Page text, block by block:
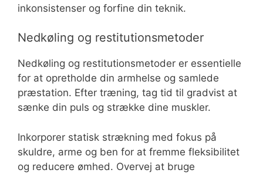
inkonsistenser og forfine din teknik.
Nedkøling og restitutionsmetoder
Nedkøling og restitutionsmetoder er essentielle
for at opretholde din armhelse og samlede
præstation. Efter træning, tag tid til gradvist at
sænke din puls og strække dine muskler.
Inkorporer statisk strækning med fokus på
skuldre, arme og ben for at fremme fleksibilitet
og reducere ømhed. Overvej at bruge